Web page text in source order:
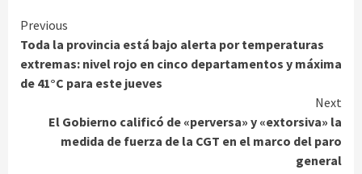
Continue
Reading
Previous
Toda la provincia está bajo alerta por temperaturas
extremas: nivel rojo en cinco departamentos y máxima
de 41°C para este jueves
Next
El Gobierno calificó de «perversa» y «extorsiva» la
medida de fuerza de la CGT en el marco del paro
general